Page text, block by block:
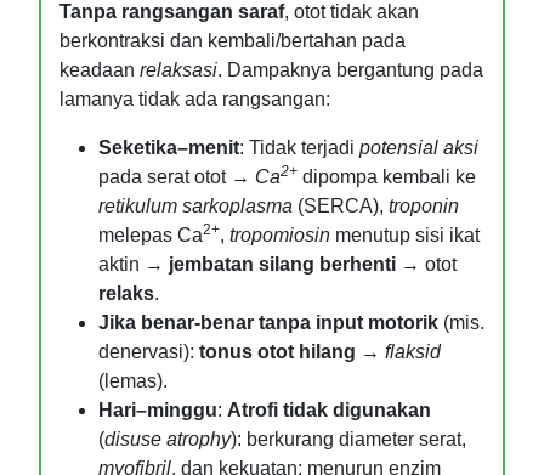
Tanpa rangsangan saraf, otot tidak akan
berkontraksi dan kembali/bertahan pada
keadaan relaksasi. Dampaknya bergantung pada
lamanya tidak ada rangsangan:
Seketika–menit: Tidak terjadi potensial aksi
pada serat otot → Ca2+ dipompa kembali ke
retikulum sarkoplasma (SERCA), troponin
melepas Ca2+, tropomiosin menutup sisi ikat
aktin → jembatan silang berhenti → otot
relaks.
Jika benar-benar tanpa input motorik (mis.
denervasi): tonus otot hilang → flaksid
(lemas).
Hari–minggu: Atrofi tidak digunakan
(disuse atrophy): berkurang diameter serat,
myofibril, dan kekuatan; menurun enzim